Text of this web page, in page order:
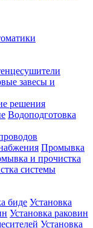
завесы и
решения
Водоподготовка
Промывка
и прочистка
системы
биде Установка
Установка раковин
Установка